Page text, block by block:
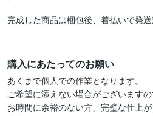
完成した商品は梱包後、着払いで発送
購入にあたってのお願い
あくまで個人での作業となります。
ご希望に添えない場合がございますの
お時間に余裕のない方、完璧な仕上